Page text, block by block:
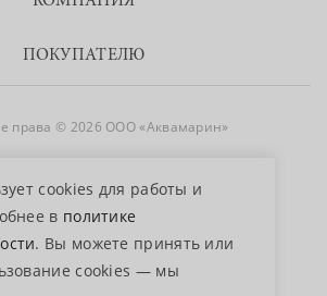
cookies для работы и
в политике
. Вы можете принять или
cookies — мы
ПОКУПАТЕЛЮ
права © 2026 ООО «Аквамарин»